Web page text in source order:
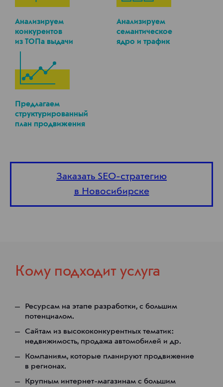
Анализируем
конкурентов
из ТОПа выдачи
Анализируем
семантическое
ядро и трафик
Предлагаем
структурированный
план продвижения
Заказать SEO-стратегию
в Новосибирске
Кому подходит услуга
Ресурсам на этапе разработки, с большим
потенциалом.
Сайтам из высококонкурентных тематик:
недвижимость, продажа автомобилей и др.
Компаниям, которые планируют продвижение
в регионах.
Крупным интернет-магазинам с большим